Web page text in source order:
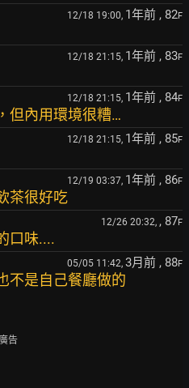
12/18 19:00, 1年前 , 82F
12/18 21:15, 1年前 , 83F
12/18 21:15, 1年前 , 84F
但內用環境很糟…
12/18 21:15, 1年前 , 85F
12/19 03:37, 1年前 , 86F
茶很好吃
12/26 20:32, , 87F
口味....
05/05 11:42, 3月前 , 88F
不是自己餐廳做的
告